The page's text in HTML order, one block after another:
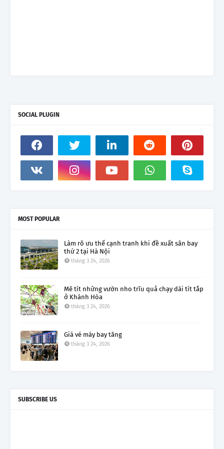
SOCIAL PLUGIN
MOST POPULAR
Làm rõ ưu thế cạnh tranh khi đề xuất sân bay
thứ 2 tại Hà Nội
tháng 3 24, 2026
Mê tít những vườn nho trĩu quả chạy dài tít tắp
ở Khánh Hòa
tháng 3 24, 2026
Giá vé máy bay tăng
tháng 3 24, 2026
SUBSCRIBE US